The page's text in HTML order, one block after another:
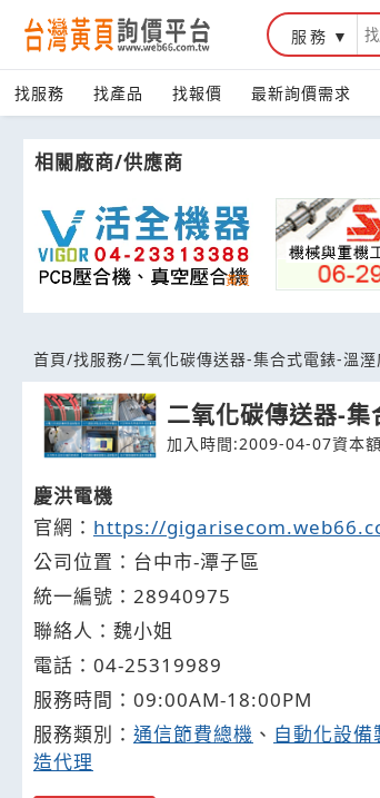
台灣黃頁詢價平台
服務
找服務 找產品 找報價 最新詢價需求
相關廠商/供應商
首頁/找服務/二氧化碳傳送器-集合式電錶-溫
二氧化碳傳送器-
加入時間:2009-04-07資本
慶洪電機
官網： https://
公司位置：台中市-潭子區
統一編號：28940975
聯絡人：魏小姐
電話： 04-2531 9989
服務時間：09:00AM-18:00PM
服務類別： 通信節費總機 、 自動化設備
造代理